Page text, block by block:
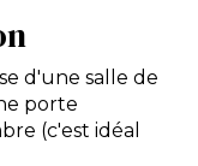
d'une salle de
porte
(c'est idéal